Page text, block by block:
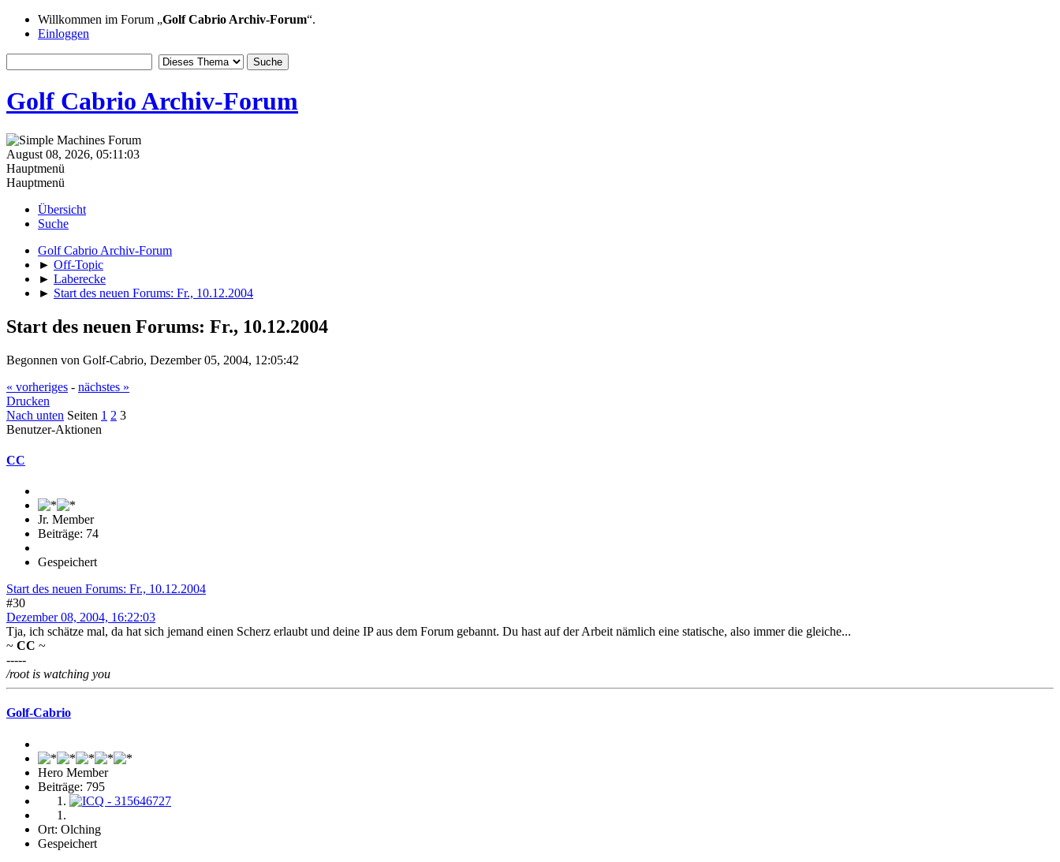
Willkommen im Forum „Golf Cabrio Archiv-Forum“.
Einloggen
Golf Cabrio Archiv-Forum
August 08, 2026, 05:11:03
Hauptmenü
Hauptmenü
Übersicht
Suche
Golf Cabrio Archiv-Forum
► Off-Topic
► Laberecke
► Start des neuen Forums: Fr., 10.12.2004
Start des neuen Forums: Fr., 10.12.2004
Begonnen von Golf-Cabrio, Dezember 05, 2004, 12:05:42
« vorheriges - nächstes »
Drucken
Nach unten Seiten 1 2 3
Benutzer-Aktionen
CC
Jr. Member
Beiträge: 74
Gespeichert
Start des neuen Forums: Fr., 10.12.2004
#30
Dezember 08, 2004, 16:22:03
Tja, ich schätze mal, da hat sich jemand einen Scherz erlaubt und deine IP aus dem Forum gebannt. Du hast auf der Arbeit nämlich eine statische, also immer die gleiche...
~ CC ~
-----
/root is watching you
Golf-Cabrio
Hero Member
Beiträge: 795
Ort: Olching
Gespeichert